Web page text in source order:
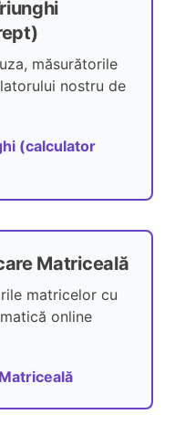
măsurătorile
nostru de
(calculator
Matriceală
matricelor cu
online